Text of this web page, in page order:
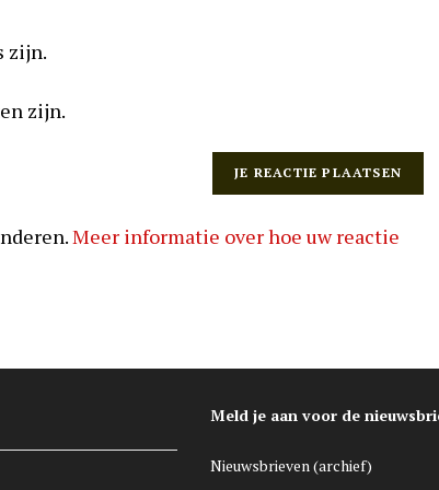
zijn.
zijn.
Meer informatie over hoe uw reactie
Meld je aan voor de
Nieuwsbrieven (archief)